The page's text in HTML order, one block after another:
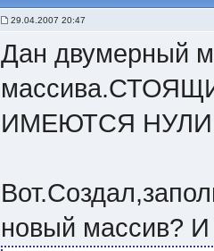
29.04.2007 20:47
Дан двумерный
ИМЕЮТСЯ
новый массив? И